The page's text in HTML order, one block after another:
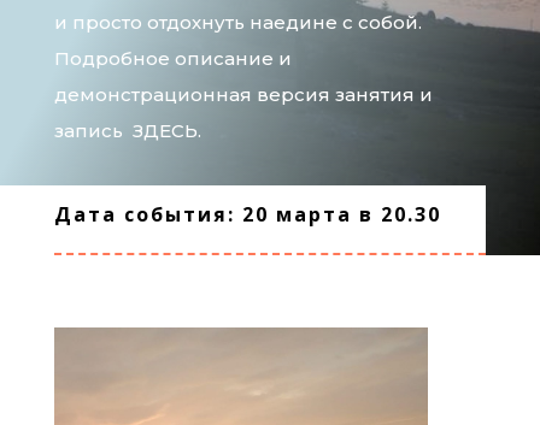
и просто отдохнуть наедине с собой.
Подробное описание и
демонстрационная версия занятия и
запись ЗДЕСЬ.
Дата события: 20 марта в 20.30